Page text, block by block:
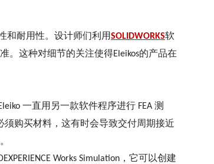
和耐用性。设计师们利用SOLIDWORKS软
。这种对细节的关注使得Eleikos的产品在
一直用另一款软件程序进行 FEA 测
须购买材料，这有时会导致交付周期接近
Works Simulation ，它可以创建